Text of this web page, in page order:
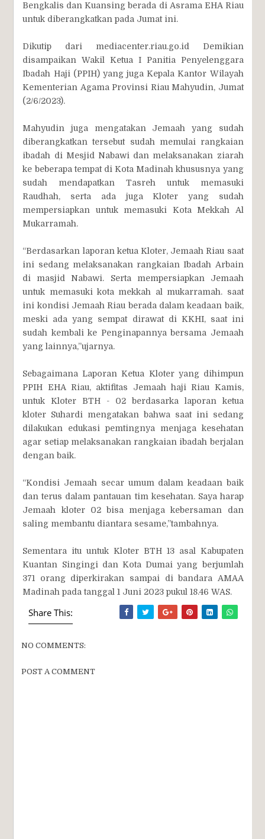
Bengkalis dan Kuansing berada di Asrama EHA Riau
untuk diberangkatkan pada Jumat ini.
Dikutip dari mediacenter.riau.go.id Demikian
disampaikan Wakil Ketua I Panitia Penyelenggara
Ibadah Haji (PPIH) yang juga Kepala Kantor Wilayah
Kementerian Agama Provinsi Riau Mahyudin, Jumat
(2/6/2023).
Mahyudin juga mengatakan Jemaah yang sudah
diberangkatkan tersebut sudah memulai rangkaian
ibadah di Mesjid Nabawi dan melaksanakan ziarah
ke beberapa tempat di Kota Madinah khususnya yang
sudah mendapatkan Tasreh untuk memasuki
Raudhah, serta ada juga Kloter yang sudah
mempersiapkan untuk memasuki Kota Mekkah Al
Mukarramah.
“Berdasarkan laporan ketua Kloter, Jemaah Riau saat
ini sedang melaksanakan rangkaian Ibadah Arbain
di masjid Nabawi. Serta mempersiapkan Jemaah
untuk memasuki kota mekkah al mukarramah. saat
ini kondisi Jemaah Riau berada dalam keadaan baik,
meski ada yang sempat dirawat di KKHI, saat ini
sudah kembali ke Penginapannya bersama Jemaah
yang lainnya,”ujarnya.
Sebagaimana Laporan Ketua Kloter yang dihimpun
PPIH EHA Riau, aktifitas Jemaah haji Riau Kamis,
untuk Kloter BTH - 02 berdasarka laporan ketua
kloter Suhardi mengatakan bahwa saat ini sedang
dilakukan edukasi pemtingnya menjaga kesehatan
agar setiap melaksanakan rangkaian ibadah berjalan
dengan baik.
“Kondisi Jemaah secar umum dalam keadaan baik
dan terus dalam pantauan tim kesehatan. Saya harap
Jemaah kloter 02 bisa menjaga kebersaman dan
saling membantu diantara sesame,”tambahnya.
Sementara itu untuk Kloter BTH 13 asal Kabupaten
Kuantan Singingi dan Kota Dumai yang berjumlah
371 orang diperkirakan sampai di bandara AMAA
Madinah pada tanggal 1 Juni 2023 pukul 18.46 WAS.
Share This:
NO COMMENTS:
POST A COMMENT